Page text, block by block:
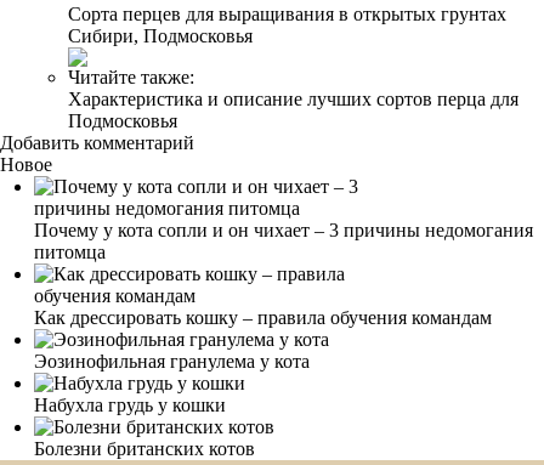
Сорта перцев для выращивания в открытых грунтах
Сибири, Подмосковья
Читайте также:
Характеристика и описание лучших сортов перца для
Подмосковья
Добавить комментарий
Новое
Почему у кота сопли и он чихает – 3 причины недомогания
питомца
Как дрессировать кошку – правила обучения командам
Эозинофильная гранулема у кота
Набухла грудь у кошки
Болезни британских котов